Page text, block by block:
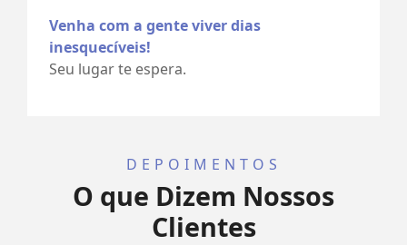
Venha com a gente viver dias
inesquecíveis!
Seu lugar te espera.
DEPOIMENTOS
O que Dizem Nossos
Clientes